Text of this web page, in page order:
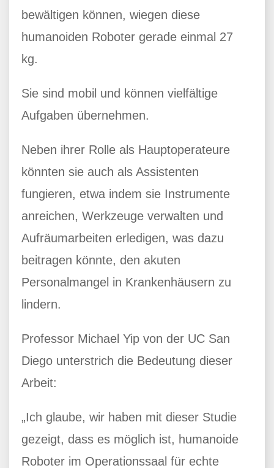
bewältigen können, wiegen diese
humanoiden Roboter gerade einmal 27
kg.
Sie sind mobil und können vielfältige
Aufgaben übernehmen.
Neben ihrer Rolle als Hauptoperateure
könnten sie auch als Assistenten
fungieren, etwa indem sie Instrumente
anreichen, Werkzeuge verwalten und
Aufräumarbeiten erledigen, was dazu
beitragen könnte, den akuten
Personalmangel in Krankenhäusern zu
lindern.
Professor Michael Yip von der UC San
Diego unterstrich die Bedeutung dieser
Arbeit:
„Ich glaube, wir haben mit dieser Studie
gezeigt, dass es möglich ist, humanoide
Roboter im Operationssaal für echte